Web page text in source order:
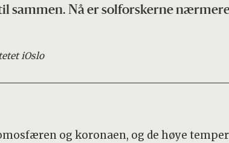
sammen. Nå er solforskerne
iOslo
og koronaen, og de høye